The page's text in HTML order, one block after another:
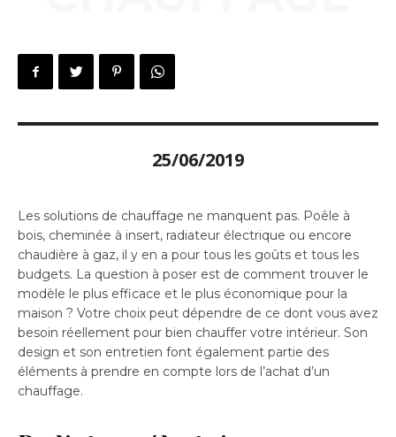
25/06/2019
Les solutions de chauffage ne manquent pas. Poêle à
bois, cheminée à insert, radiateur électrique ou encore
chaudière à gaz, il y en a pour tous les goûts et tous les
budgets. La question à poser est de comment trouver le
modèle le plus efficace et le plus économique pour la
maison ? Votre choix peut dépendre de ce dont vous avez
besoin réellement pour bien chauffer votre intérieur. Son
design et son entretien font également partie des
éléments à prendre en compte lors de l’achat d’un
chauffage.